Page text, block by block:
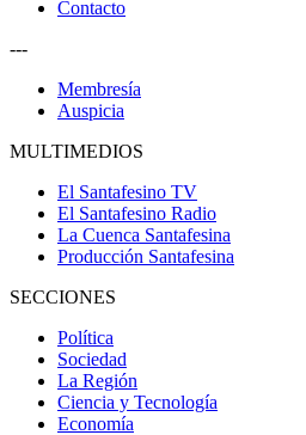
Contacto
---
Membresía
Auspicia
MULTIMEDIOS
El Santafesino TV
El Santafesino Radio
La Cuenca Santafesina
Producción Santafesina
SECCIONES
Política
Sociedad
La Región
Ciencia y Tecnología
Economía